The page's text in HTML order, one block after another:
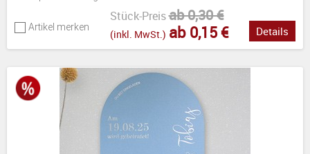
Artikel merken
Stück-Preisab 0,30 €
(inkl. MwSt.) ab 0,15 € Details